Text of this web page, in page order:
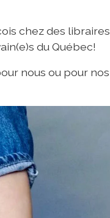
chez des libraires
du Québec!
nous ou pour nos